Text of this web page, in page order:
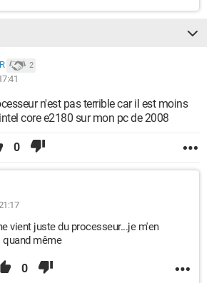
2
n'est pas terrible car il est moins
core e2180 sur mon pc de 2008
0
vient juste du processeur...je m'en
même
0